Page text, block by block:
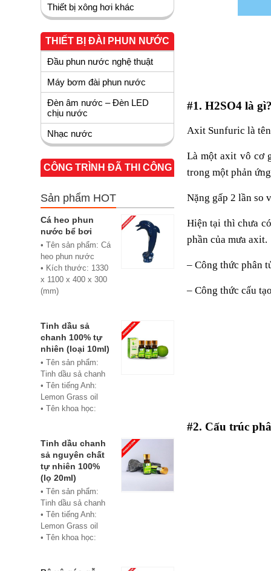
#1. H2SO4 là gì?
Axit Sunfuric là
Là một axit vô cơ
trong một phản
Nặng gấp 2 lần so
Hiện tại thì chưa
phần của mưa axit.
– Công thức phân
– Công thức cấu
#2. Cấu trúc
Thiết bị xông hơi khác
THIẾT BỊ ĐÀI PHUN NƯỚC
Đầu phun nước nghệ thuật
Máy bơm đài phun nước
Đèn âm nước – Đèn LED
chịu nước
Nhạc nước
CÔNG TRÌNH ĐÃ THI CÔNG
Sản phẩm HOT
Cá heo phun
nước bể bơi
• Tên sản phẩm: Cá
heo phun nước
• Kích thước: 1330
x 1100 x 400 x 300
(mm)
Composite
• Phân phối:
Hoabico
Tinh dầu sả
chanh 100% tự
nhiên (loại 10ml)
• Tên sản phẩm:
Tinh dầu sả chanh
• Tên tiếng Anh:
Lemon Grass oil
• Tên khoa học:
• Chủng loại: Thiết
bị xông hơi
• Thành phần chiết
xuất: lá
• Phương pháp
chiết xuất: Chưng
cất hơi nước
• Hình thức: Chất
lỏng
Tinh dầu chanh
sả nguyên chất
tự nhiên 100%
(lọ 20ml)
• Tên sản phẩm:
Tinh dầu sả chanh
• Tên tiếng Anh:
Lemon Grass oil
• Tên khoa học: